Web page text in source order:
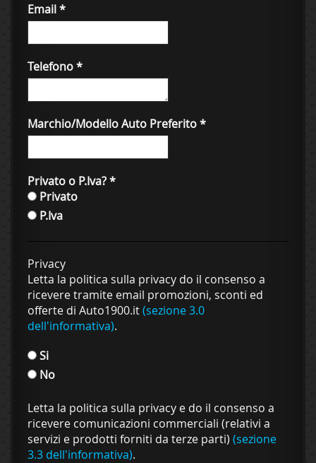
Email*
Telefono*
Marchio/Modello Auto Preferito*
Privato o P.Iva?*
Privato
P.Iva
Privacy
Letta la politica sulla privacy do il consenso a
ricevere tramite email promozioni, sconti ed
offerte di Auto1900.it(sezione 3.0
dell'informativa).
Si
No
Letta la politica sulla privacy e do il consenso a
ricevere comunicazioni commerciali (relativi a
servizi e prodotti forniti da terze parti) (sezione
3.3 dell'informativa).